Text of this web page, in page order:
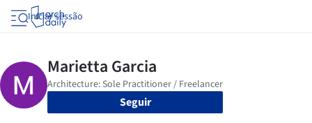
Iniciar sessão
Seguir